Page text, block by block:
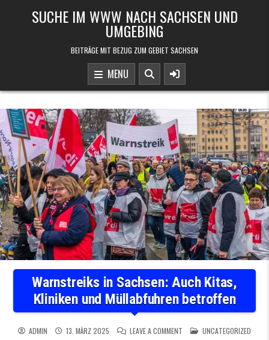
SUCHE IM WWW NACH SACHSEN UND
UMGEBING
BEITRÄGE MIT BEZUG ZUM GEBIET SACHSEN
MENU
Warnstreiks in Sachsen: Auch Kitas,
Kliniken und Müllabfuhren betroffen
ADMIN 13. MÄRZ 2025 LEAVE A COMMENT ON WARNSTREIKS IN
POSTED IN
UNCATEGORIZED